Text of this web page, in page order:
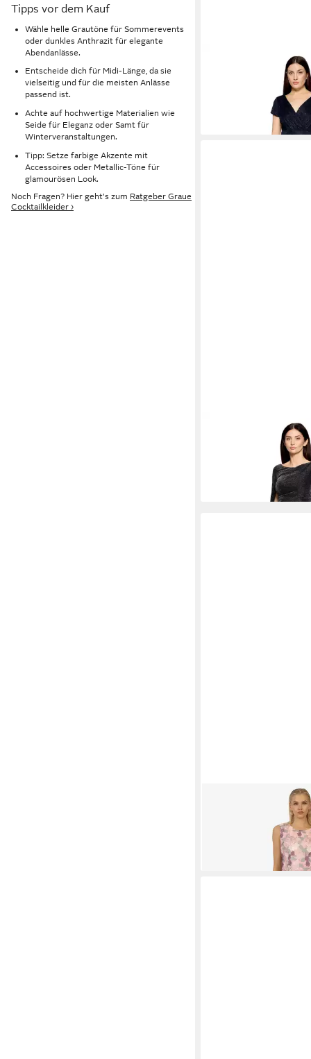
Tipps vor dem Kauf
Wähle helle Grautöne für Sommerevents
oder dunkles Anthrazit für elegante
Abendanlässe.
Entscheide dich für Midi-Länge, da sie
vielseitig und für die meisten Anlässe
passend ist.
Achte auf hochwertige Materialien wie
Seide für Eleganz oder Samt für
Winterveranstaltungen.
Tipp: Setze farbige Akzente mit
Accessoires oder Metallic-Töne für
glamourösen Look.
Noch Fragen? Hier geht's zum Ratgeber Graue
Cocktailkleider ›
Glitzer-Look Stoff
UVP 239,90 €